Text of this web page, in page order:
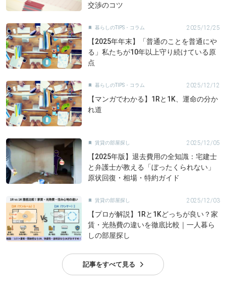
交渉のコツ
暮らしのTIPS・コラム 2025/12/25
【2025年年末】「普通のことを普通にや
る」私たちが10年以上守り続けている原
点
暮らしのTIPS・コラム 2025/12/12
【マンガでわかる】1Rと1K、運命の分か
れ道
賃貸の部屋探し 2025/12/05
【2025年版】退去費用の全知識：宅建士
と弁護士が教える「ぼったくられない」
原状回復・相場・特約ガイド
賃貸の部屋探し 2025/12/03
【プロが解説】1Rと1Kどっちが良い？家
賃・光熱費の違いを徹底比較｜一人暮ら
しの部屋探し
記事をすべて見る